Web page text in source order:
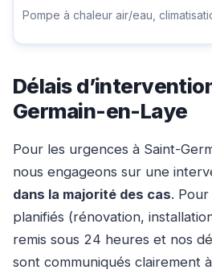
Pompe à chaleur air/eau,
Délais
Germain-en-Laye
Pour les urgences à Saint-
nous engageons sur une
dans la majorité des cas.
planifiés (rénovation,
remis sous 24 heures et nos
sont communiqués clairement